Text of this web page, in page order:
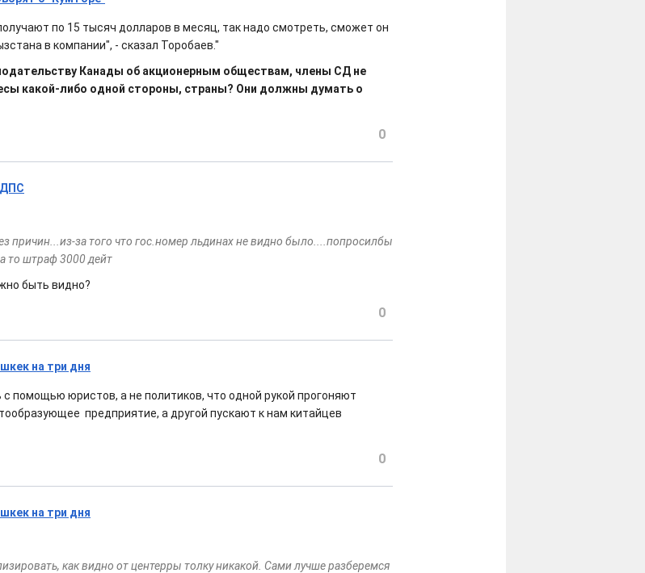
по 15 тысяч долларов в месяц, так надо смотреть, сможет он
в компании", - сказал Торобаев."
Канады об акционерным обществам, члены СД не
какой-либо одной стороны, страны? Они должны думать о
0
ДПС
причин...из-за того что гос.номер льдинах не видно было....попросилбы
то штраф 3000 дейт
быть видно?
0
на три дня
помощью юристов, а не политиков, что одной рукой прогоняют
предприятие, а другой пускают к нам китайцев
0
на три дня
как видно от центерры толку никакой. Сами лучше разберемся